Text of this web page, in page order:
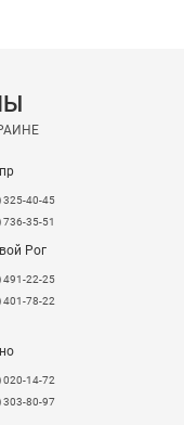
325-40-45
736-35-51
Рог
491-22-25
401-78-22
020-14-72
303-80-97